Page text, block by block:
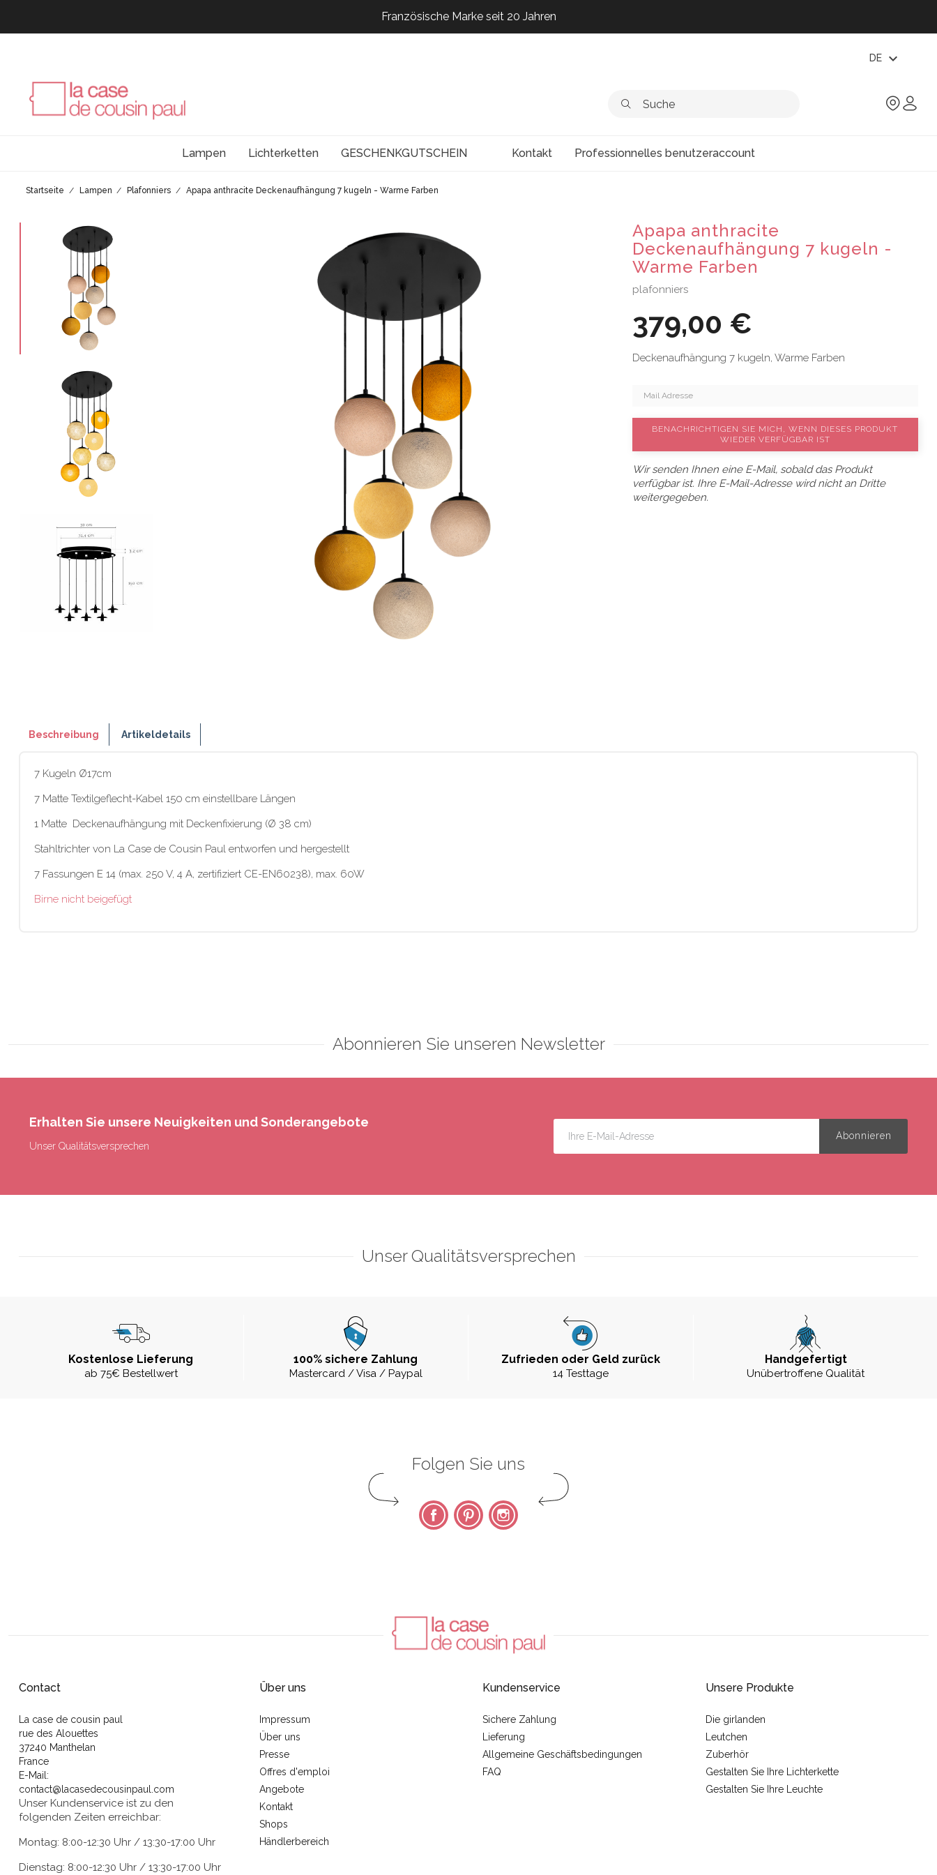
Französische Marke seit 20 Jahren
Französische Marke seit 20 Jahren
DE expand_more
Lampen Lichterketten GESCHENKGUTSCHEIN Kontakt Professionnelles benutzeraccount
Startseite Lampen Plafonniers Apapa anthracite Deckenaufhängung 7 kugeln - Warme Farben
Apapa anthracite
Deckenaufhängung 7 kugeln -
Warme Farben
plafonniers
379,00 €
Deckenaufhängung 7 kugeln, Warme Farben
BENACHRICHTIGEN SIE MICH, WENN DIESES PRODUKT
WIEDER VERFÜGBAR IST
Wir senden Ihnen eine E-Mail, sobald das Produkt
verfügbar ist. Ihre E-Mail-Adresse wird nicht an Dritte
weitergegeben.
Beschreibung Artikeldetails
7 Kugeln Ø17cm
7 Matte Textilgeflecht-Kabel 150 cm einstellbare Längen
1 Matte Deckenaufhängung mit Deckenfixierung (Ø 38 cm)
Stahltrichter von La Case de Cousin Paul entworfen und hergestellt
7 Fassungen E 14 (max. 250 V, 4 A, zertifiziert CE-EN60238), max. 60W
Birne nicht beigefügt
Abonnieren Sie unseren Newsletter
Erhalten Sie unsere Neuigkeiten und Sonderangebote
Unser Qualitätsversprechen
Unser Qualitätsversprechen
Kostenlose Lieferung
ab 75€ Bestellwert
100% sichere Zahlung
Mastercard / Visa / Paypal
Zufrieden oder Geld zurück
14 Testtage
Handgefertigt
Unübertroffene Qualität
Folgen Sie uns
FacebookPinterest Instagram
Contact
La case de cousin paul
rue des Alouettes
37240 Manthelan
France
E-Mail:
contact@lacasedecousinpaul.com
Unser Kundenservice ist zu den
folgenden Zeiten erreichbar:
Montag: 8:00-12:30 Uhr / 13:30-17:00 Uhr
Dienstag: 8:00-12:30 Uhr / 13:30-17:00 Uhr
Über uns
Impressum
Über uns
Presse
Offres d'emploi
Angebote
Kontakt
Shops
Händlerbereich
Kundenservice
Sichere Zahlung
Lieferung
Allgemeine Geschäftsbedingungen
FAQ
Unsere Produkte
Die girlanden
Leutchen
Zuberhör
Gestalten Sie Ihre Lichterkette
Gestalten Sie Ihre Leuchte